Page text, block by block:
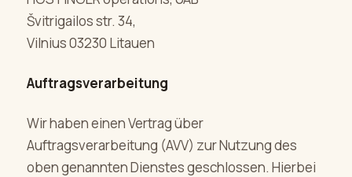
Švitrigailos str. 34,
Vilnius 03230 Litauen
Auftragsverarbeitung
Wir haben einen Vertrag über
Auftragsverarbeitung (AVV) zur Nutzung des
oben genannten Dienstes geschlossen. Hierbei